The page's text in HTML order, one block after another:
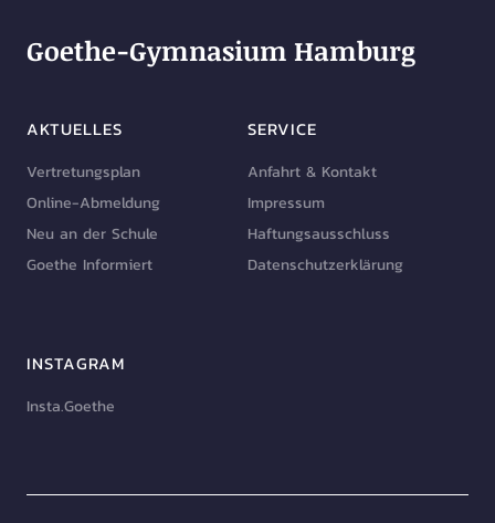
Goethe-Gymnasium Hamburg
AKTUELLES
Vertretungsplan
Online-Abmeldung
Neu an der Schule
Goethe Informiert
SERVICE
Anfahrt & Kontakt
Impressum
Haftungsausschluss
Datenschutzerklärung
INSTAGRAM
Insta.Goethe